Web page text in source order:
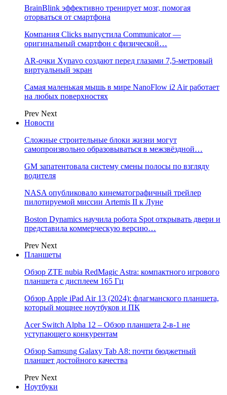
BrainBlink эффективно тренирует мозг, помогая
оторваться от смартфона
Компания Clicks выпустила Communicator —
оригинальный смартфон с физической…
AR-очки Xynavo создают перед глазами 7,5-метровый
виртуальный экран
Самая маленькая мышь в мире NanoFlow i2 Air работает
на любых поверхностях
Prev Next
Новости
Сложные строительные блоки жизни могут
самопроизвольно образовываться в межзвёздной…
GM запатентовала систему смены полосы по взгляду
водителя
NASA опубликовало кинематографичный трейлер
пилотируемой миссии Artemis II к Луне
Boston Dynamics научила робота Spot открывать двери и
представила коммерческую версию…
Prev Next
Планшеты
Обзор ZTE nubia RedMagic Astra: компактного игрового
планшета с дисплеем 165 Гц
Обзор Apple iPad Air 13 (2024): флагманского планшета,
который мощнее ноутбуков и ПК
Acer Switch Alpha 12 – Обзор планшета 2-в-1 не
уступающего конкурентам
Обзор Samsung Galaxy Tab A8: почти бюджетный
планшет достойного качества
Prev Next
Ноутбуки